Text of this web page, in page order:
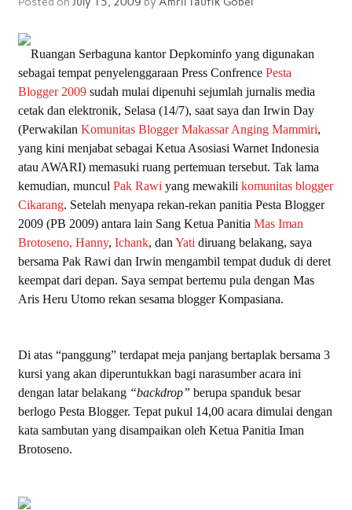
Ruangan Serbaguna kantor Depkominfo yang digunakan
sebagai tempat penyelenggaraan Press Confrence Pesta
Blogger 2009sudah mulai dipenuhi sejumlah jurnalis media
cetak dan elektronik, Selasa (14/7), saat saya dan Irwin Day
(PerwakilanKomunitas Blogger Makassar Anging Mammiri,
yang kini menjabat sebagai Ketua Asosiasi Warnet Indonesia
atau AWARI) memasuki ruang pertemuan tersebut. Tak lama
kemudian, muncul Pak Rawiyang mewakilikomunitas blogger
Cikarang. Setelah menyapa rekan-rekan panitia Pesta Blogger
2009 (PB 2009) antara lain Sang Ketua Panitia Mas Iman
Brotoseno, Hanny, Ichank, danYatidiruang belakang, saya
bersama Pak Rawi dan Irwin mengambil tempat duduk di deret
keempat dari depan. Saya sempat bertemu pula dengan Mas
Aris Heru Utomo rekan sesama blogger Kompasiana.
Di atas “panggung” terdapat meja panjang bertaplak bersama 3
kursi yang akan diperuntukkan bagi narasumber acara ini
dengan latar belakang “backdrop” berupa spanduk besar
berlogo Pesta Blogger. Tepat pukul 14,00 acara dimulai dengan
kata sambutan yang disampaikan oleh Ketua Panitia Iman
Brotoseno.